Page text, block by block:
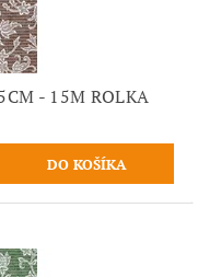
- 15M ROLKA